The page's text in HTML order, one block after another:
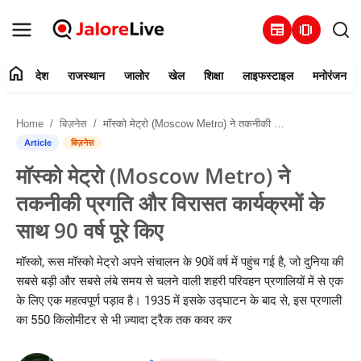
newspaper amp_stories
संपर्क करें
देश
राजस्थान
जालोर
खेल
home देश राजस्थान जालोर खेल शिक्षा लाइफस्टाइल मनोरंजन
Home बिज़नेस मॉस्को मेट्रो (Moscow Metro) ने तकनीकी प्रगति और विरासत कार्यक्रमों के साथ 90 वर्ष पूरे किए
Article बिज़नेस
मॉस्को मेट्रो (Moscow Metro) ने
तकनीकी प्रगति और विरासत कार्यक्रमों के
साथ 90 वर्ष पूरे किए
मॉस्को, रूस मॉस्को मेट्रो अपने संचालन के 90वें वर्ष में पहुंच गई है, जो दुनिया की
सबसे बड़ी और सबसे लंबे समय से चलने वाली शहरी परिवहन प्रणालियों में से एक
के लिए एक महत्वपूर्ण पड़ाव है। 1935 में इसके उद्घाटन के बाद से, इस प्रणाली
का 550 किलोमीटर से भी ज़्यादा ट्रैक तक कवर कर